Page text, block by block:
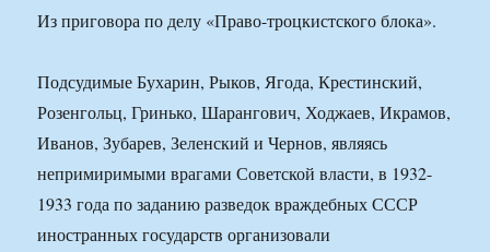
Из приговора по делу «Право-троцкистского блока».
Подсудимые Бухарин, Рыков, Ягода, Крестинский,
Розенгольц, Гринько, Шарангович, Ходжаев, Икрамов,
Иванов, Зубарев, Зеленский и Чернов, являясь
непримиримыми врагами Советской власти, в 1932-
1933 года по заданию разведок враждебных СССР
иностранных государств организовали